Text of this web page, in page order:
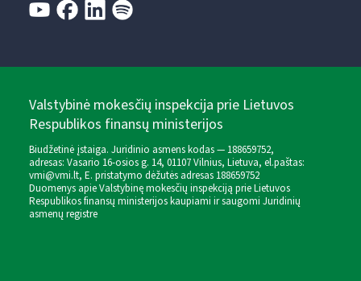
Valstybinė mokesčių inspekcija prie Lietuvos
Respublikos finansų ministerijos
Biudžetinė įstaiga. Juridinio asmens kodas — 188659752,
adresas: Vasario 16-osios g. 14, 01107 Vilnius, Lietuva, el.paštas:
vmi@vmi.lt, E. pristatymo dėžutės adresas 188659752
Duomenys apie Valstybinę mokesčių inspekciją prie Lietuvos
Respublikos finansų ministerijos kaupiami ir saugomi Juridinių
asmenų registre